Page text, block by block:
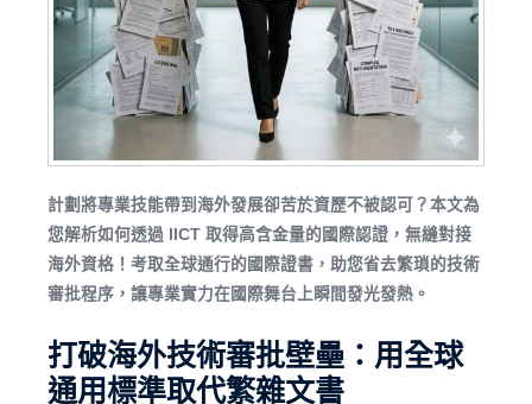
計劃將專業技能帶到海外發展卻苦於資歷不被認可？本文為
您解析如何透過 IICT 取得高含金量的國際認證，無縫對接
海外資格！考取全球通行的國際證書，助您省去繁瑣的技術
審批程序，讓專業實力在國際舞台上瞬間發光發熱。
打破海外技術審批壁壘：用全球
通用標準取代繁雜文書